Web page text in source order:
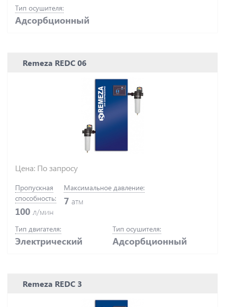
РКЗ
Тип осушителя:
Адсорбционный
Remeza REDC 06
Цена: По запросу
Пропускная
способность:
100 л/мин
Максимальное давление:
7 атм
Тип двигателя:
Электрический
Тип осушителя:
Адсорбционный
Remeza REDC 3